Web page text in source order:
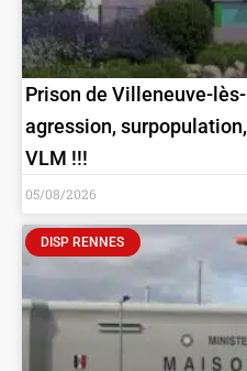
Prison de Villeneuve-
agression,
VLM !!!
05/08/2026
DISP RENNES